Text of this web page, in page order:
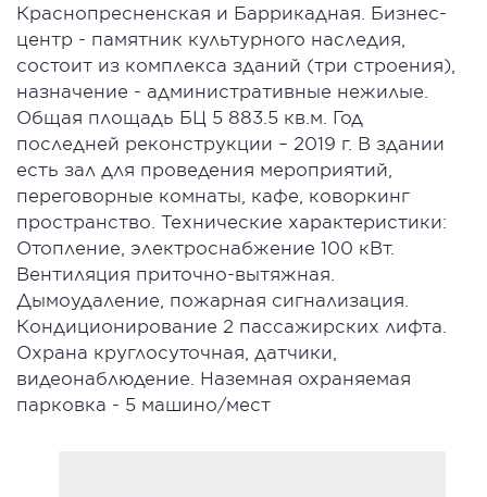
Краснопресненская и Баррикадная. Бизнес-
центр - памятник культурного наследия,
состоит из комплекса зданий (три строения),
назначение - административные нежилые.
Общая площадь БЦ 5 883.5 кв.м. Год
последней реконструкции – 2019 г. В здании
есть зал для проведения мероприятий,
переговорные комнаты, кафе, коворкинг
пространство. Технические характеристики:
Отопление, электроснабжение 100 кВт.
Вентиляция приточно-вытяжная.
Дымоудаление, пожарная сигнализация.
Кондиционирование 2 пассажирских лифта.
Охрана круглосуточная, датчики,
видеонаблюдение. Наземная охраняемая
парковка - 5 машино/мест